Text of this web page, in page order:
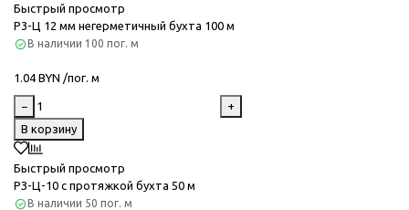
Быстрый просмотр
Р3-Ц 12 мм негерметичный бухта 100 м
В наличии 100 пог. м
1.04 BYN /пог. м
−
+
В корзину
Быстрый просмотр
РЗ-Ц-10 с протяжкой бухта 50 м
В наличии 50 пог. м